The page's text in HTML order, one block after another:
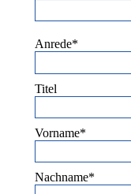
Anrede*
Titel
Vorname*
Nachname*